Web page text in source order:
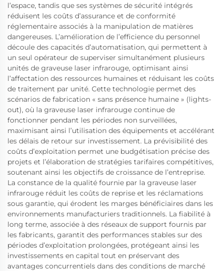
l’espace, tandis que ses systèmes de sécurité intégrés
réduisent les coûts d’assurance et de conformité
réglementaire associés à la manipulation de matières
dangereuses. L’amélioration de l’efficience du personnel
découle des capacités d’automatisation, qui permettent à
un seul opérateur de superviser simultanément plusieurs
unités de graveuse laser infrarouge, optimisant ainsi
l’affectation des ressources humaines et réduisant les coûts
de traitement par unité. Cette technologie permet des
scénarios de fabrication « sans présence humaine » (lights-
out), où la graveuse laser infrarouge continue de
fonctionner pendant les périodes non surveillées,
maximisant ainsi l’utilisation des équipements et accélérant
les délais de retour sur investissement. La prévisibilité des
coûts d’exploitation permet une budgétisation précise des
projets et l’élaboration de stratégies tarifaires compétitives,
soutenant ainsi les objectifs de croissance de l’entreprise.
La constance de la qualité fournie par la graveuse laser
infrarouge réduit les coûts de reprise et les réclamations
sous garantie, qui érodent les marges bénéficiaires dans les
environnements manufacturiers traditionnels. La fiabilité à
long terme, associée à des réseaux de support fournis par
les fabricants, garantit des performances stables sur des
périodes d’exploitation prolongées, protégeant ainsi les
investissements en capital tout en préservant des
avantages concurrentiels dans des conditions de marché